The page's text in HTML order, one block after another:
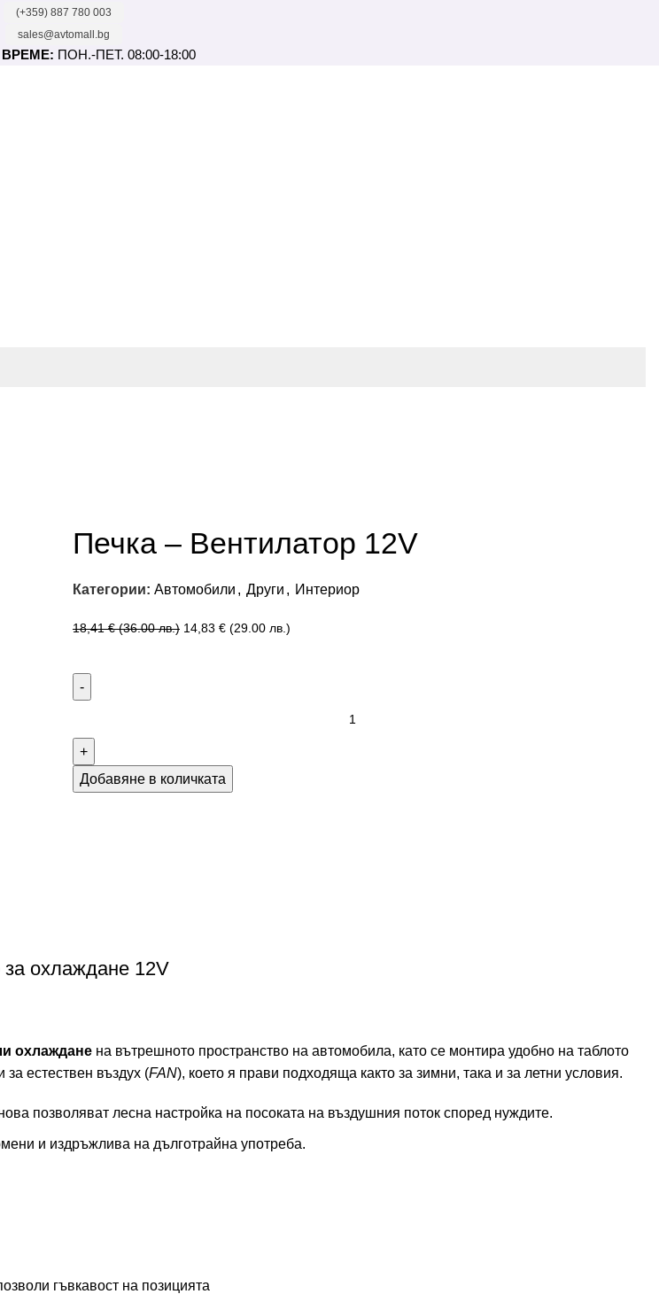
(+359) 887 780 003
sales@avtomall.bg
ПОН.-ПЕТ. 08:00-18:00
Печка – Вентилатор 12V
Категории: Автомобили , Други , Интериор
18,41€ (36.00 лв.) 14,83 € (29.00 лв.)
Добавяне в количката
за охлаждане 12V
охлаждане на вътрешното пространство на автомобила, като се монтира удобно на таблото
за естествен въздух (FAN), което я прави подходяща както за зимни, така и за летни условия.
позволяват лесна настройка на посоката на въздушния поток според нуждите.
и издръжлива на дълготрайна употреба.
гъвкавост на позицията